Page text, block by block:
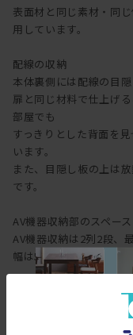
表面材と同じ素材・同
用しています。
配線の収納
本体裏側には配線の目隠
扉と同じ材料で仕上げ
部屋でも
すっきりとした背面を
います。
また、目隠し板の上は
です。
AV機器収納部のスペース
AV機器収納は2列2段、
幅は50.75mmで殆どの
中央の棚は移動棚で
移動棚を外して使うこ